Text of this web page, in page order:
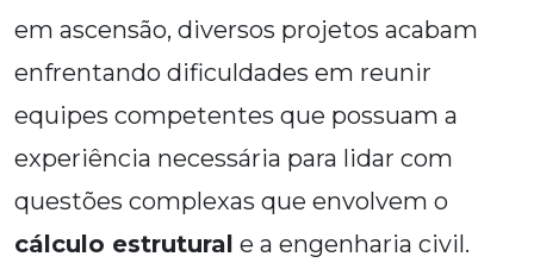
em ascensão, diversos projetos acabam
enfrentando dificuldades em reunir
equipes competentes que possuam a
experiência necessária para lidar com
questões complexas que envolvem o
cálculo estrutural e a engenharia civil.